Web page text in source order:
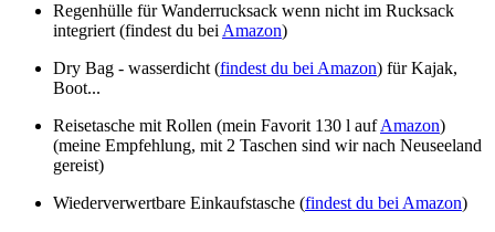
Regenhülle für Wanderrucksack wenn nicht im Rucksack
integriert (findest du bei Amazon)
Dry Bag - wasserdicht (findest du bei Amazon) für Kajak,
Boot...
Reisetasche mit Rollen (mein Favorit 130 l aufAmazon)
(meine Empfehlung, mit 2 Taschen sind wir nach Neuseeland
gereist)
Wiederverwertbare Einkaufstasche (findest du bei Amazon)